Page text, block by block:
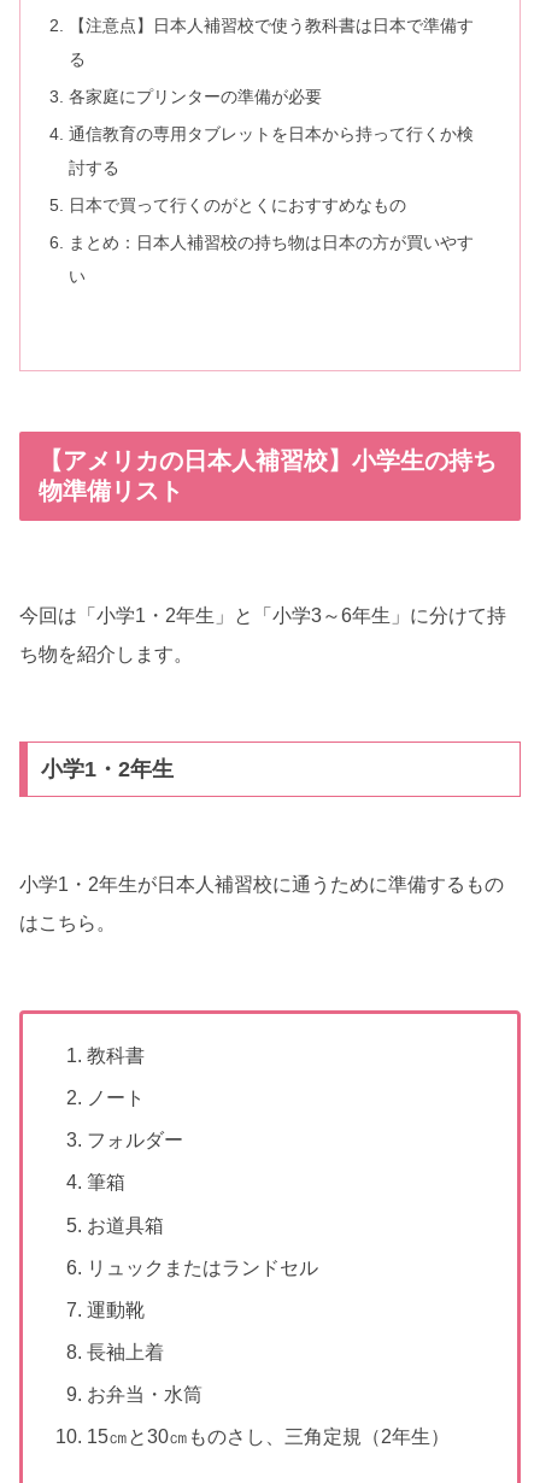
【注意点】日本人補習校で使う教科書は日本で準備す
る
各家庭にプリンターの準備が必要
通信教育の専用タブレットを日本から持って行くか検
討する
日本で買って行くのがとくにおすすめなもの
まとめ：日本人補習校の持ち物は日本の方が買いやす
い
【アメリカの日本人補習校】小学生の持ち
物準備リスト
今回は「小学1・2年生」と「小学3～6年生」に分けて持
ち物を紹介します。
小学1・2年生
小学1・2年生が日本人補習校に通うために準備するもの
はこちら。
教科書
ノート
フォルダー
筆箱
お道具箱
リュックまたはランドセル
運動靴
長袖上着
お弁当・水筒
15㎝と30㎝ものさし、三角定規（2年生）